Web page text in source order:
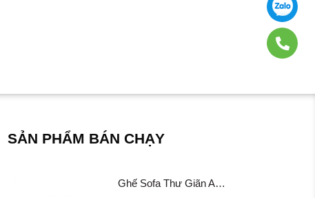
SẢN PHẨM BÁN CHẠY
Ghế Sofa Thư Giãn Asher Swivel Lounger Chair ...